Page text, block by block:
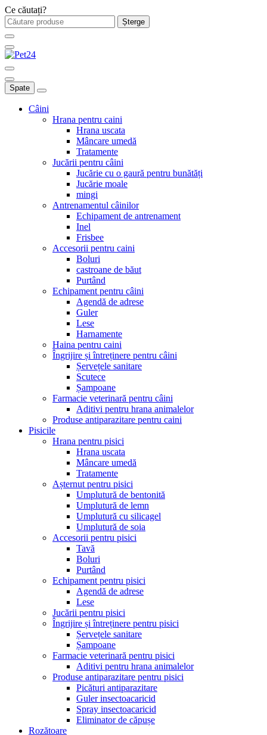
Ce căutați?
Șterge
Spate
Câini
Hrana pentru caini
Hrana uscata
Mâncare umedă
Tratamente
Jucării pentru câini
Jucărie cu o gaură pentru bunătăți
Jucărie moale
mingi
Antrenamentul câinilor
Echipament de antrenament
Inel
Frisbee
Accesorii pentru caini
Boluri
castroane de băut
Purtând
Echipament pentru câini
Agendă de adrese
Guler
Lese
Harnamente
Haina pentru caini
Îngrijire și întreținere pentru câini
Șervețele sanitare
Scutece
Șampoane
Farmacie veterinară pentru câini
Aditivi pentru hrana animalelor
Produse antiparazitare pentru caini
Pisicile
Hrana pentru pisici
Hrana uscata
Mâncare umedă
Tratamente
Așternut pentru pisici
Umplutură de bentonită
Umplutură de lemn
Umplutură cu silicagel
Umplutură de soia
Accesorii pentru pisici
Tavă
Boluri
Purtând
Echipament pentru pisici
Agendă de adrese
Lese
Jucării pentru pisici
Îngrijire și întreținere pentru pisici
Șervețele sanitare
Șampoane
Farmacie veterinară pentru pisici
Aditivi pentru hrana animalelor
Produse antiparazitare pentru pisici
Picături antiparazitare
Guler insectoacaricid
Spray insectoacaricid
Eliminator de căpușe
Rozătoare